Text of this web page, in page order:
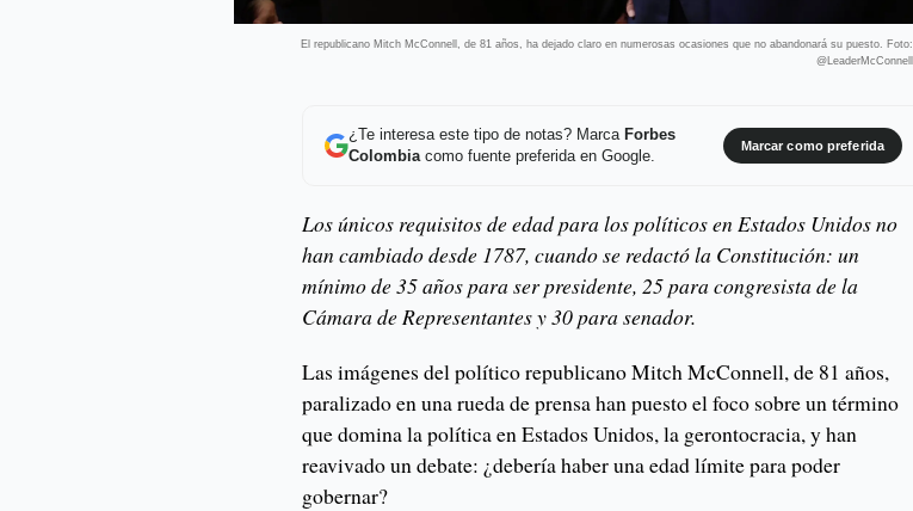
El republicano Mitch McConnell, de 81 años, ha dejado claro en numerosas ocasiones que no abandonará su puesto. Foto:
@LeaderMcConnell
¿Te interesa este tipo de notas? Marca Forbes
Colombiacomo fuente preferida en Google.
Marcar como preferida
Los únicos requisitos de edad para los políticos en Estados Unidos no
han cambiado desde 1787, cuando se redactó la Constitución: un
mínimo de 35 años para ser presidente, 25 para congresista de la
Cámara de Representantes y 30 para senador.
Las imágenes del político republicano Mitch McConnell, de 81 años,
paralizado en una rueda de prensa han puesto el foco sobre un término
que domina la política en Estados Unidos, la gerontocracia, y han
reavivado un debate: ¿debería haber una edad límite para poder
gobernar?